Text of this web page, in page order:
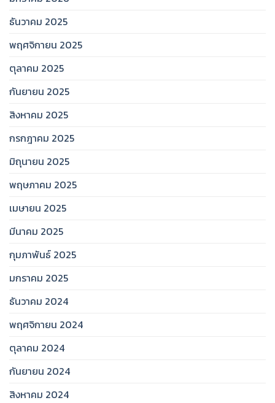
ธันวาคม 2025
พฤศจิกายน 2025
ตุลาคม 2025
กันยายน 2025
สิงหาคม 2025
กรกฎาคม 2025
มิถุนายน 2025
พฤษภาคม 2025
เมษายน 2025
มีนาคม 2025
กุมภาพันธ์ 2025
มกราคม 2025
ธันวาคม 2024
พฤศจิกายน 2024
ตุลาคม 2024
กันยายน 2024
สิงหาคม 2024